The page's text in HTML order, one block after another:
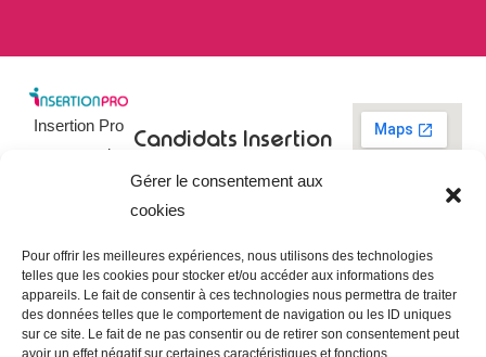
Gérer le consentement aux
cookies
Pour offrir les meilleures expériences, nous utilisons des technologies
telles que les cookies pour stocker et/ou accéder aux informations des
appareils. Le fait de consentir à ces technologies nous permettra de traiter
des données telles que le comportement de navigation ou les ID uniques
sur ce site. Le fait de ne pas consentir ou de retirer son consentement peut
avoir un effet négatif sur certaines caractéristiques et fonctions.
Insertion Pro
est une action
pour
l’Insertion
Professionnelle ,
Candidats
emploi
Tableau de
bord du
candidat
Entreprises
Insertion
09 73 03 78
Contact
CGU
Mentions